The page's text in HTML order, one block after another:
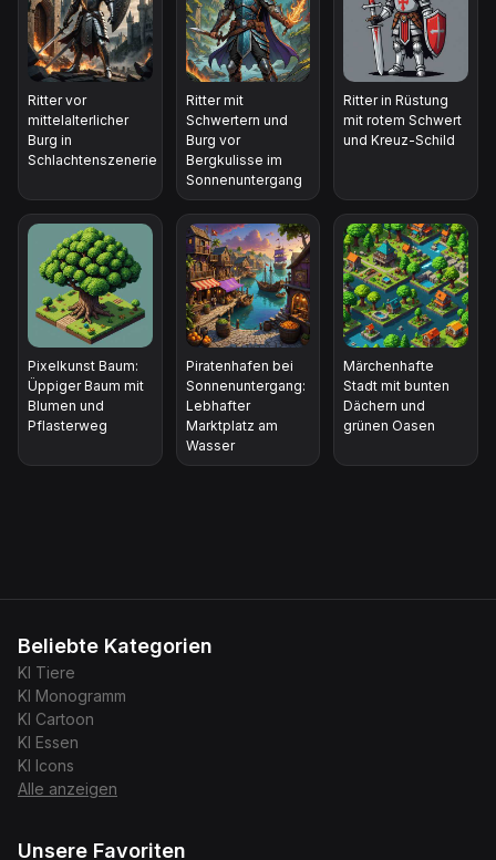
Ritter vor
mittelalterlicher
Burg in
Schlachtenszenerie
Ritter mit
Schwertern und
Burg vor
Bergkulisse im
Sonnenuntergang
Ritter in Rüstung
mit rotem Schwert
und Kreuz-Schild
Pixelkunst Baum:
Üppiger Baum mit
Blumen und
Pflasterweg
Piratenhafen bei
Sonnenuntergang:
Lebhafter
Marktplatz am
Wasser
Märchenhafte
Stadt mit bunten
Dächern und
grünen Oasen
Beliebte Kategorien
KI Tiere
KI Monogramm
KI Cartoon
KI Essen
KI
Icons
Alle anzeigen
Unsere Favoriten